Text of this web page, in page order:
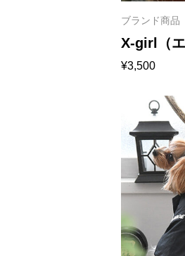
ブランド商品
X-girl（
スペアレ
¥3,500